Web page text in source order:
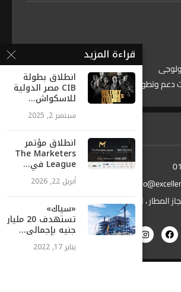
وتطوير
قراءة المزيد
انطلاق بطولة
CIB مصر الدولية
للاسكواش...
سبتمبر 2, 2025
انطلاق مؤتمر
The Marketers
League في...
أبريل 22, 2026
«سياك»
تستهدف 20 مليار
جنيه بإجمالى...
يناير 17, 2022